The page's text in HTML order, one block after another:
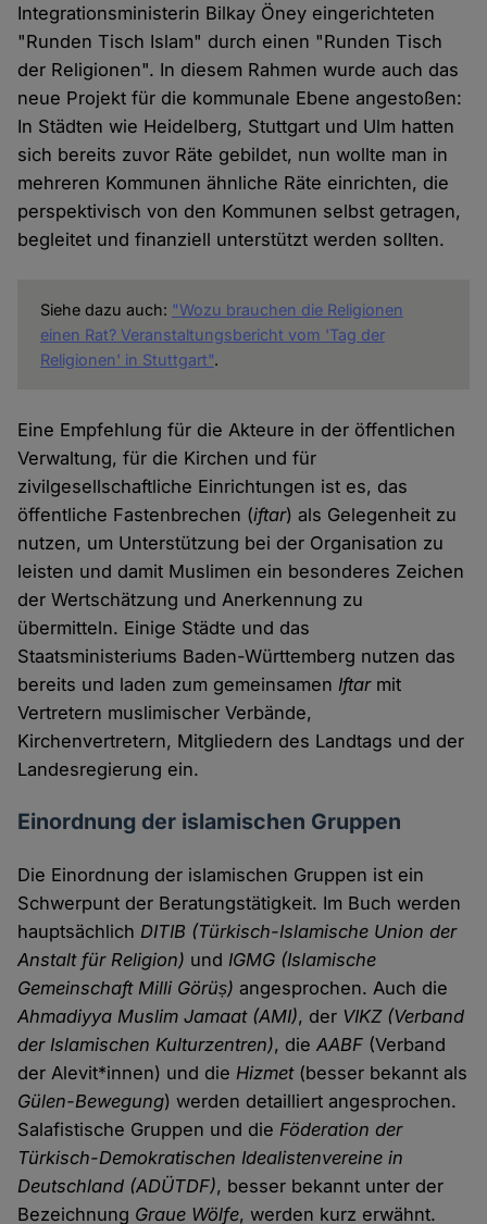
Integrationsministerin Bilkay Öney eingerichteten
"Runden Tisch Islam" durch einen "Runden Tisch
der Religionen". In diesem Rahmen wurde auch das
neue Projekt für die kommunale Ebene angestoßen:
In Städten wie Heidelberg, Stuttgart und Ulm hatten
sich bereits zuvor Räte gebildet, nun wollte man in
mehreren Kommunen ähnliche Räte einrichten, die
perspektivisch von den Kommunen selbst getragen,
begleitet und finanziell unterstützt werden sollten.
Siehe dazu auch: "Wozu brauchen die Religionen
einen Rat? Veranstaltungsbericht vom 'Tag der
Religionen' in Stuttgart".
Eine Empfehlung für die Akteure in der öffentlichen
Verwaltung, für die Kirchen und für
zivilgesellschaftliche Einrichtungen ist es, das
öffentliche Fastenbrechen (iftar) als Gelegenheit zu
nutzen, um Unterstützung bei der Organisation zu
leisten und damit Muslimen ein besonderes Zeichen
der Wertschätzung und Anerkennung zu
übermitteln. Einige Städte und das
Staatsministeriums Baden-Württemberg nutzen das
bereits und laden zum gemeinsamen Iftarmit
Vertretern muslimischer Verbände,
Kirchenvertretern, Mitgliedern des Landtags und der
Landesregierung ein.
Einordnung der islamischen Gruppen
Die Einordnung der islamischen Gruppen ist ein
Schwerpunt der Beratungstätigkeit. Im Buch werden
hauptsächlich DITIB (Türkisch-Islamische Union der
Anstalt für Religion) und IGMG (Islamische
Gemeinschaft Milli Görüș)angesprochen. Auch die
Ahmadiyya Muslim Jamaat (AMI), der VIKZ (Verband
der Islamischen Kulturzentren), dieAABF (Verband
der Alevit*innen) und die Hizmet(besser bekannt als
Gülen-Bewegung) werden detailliert angesprochen.
Salafistische Gruppen und die Föderation der
Türkisch-Demokratischen Idealistenvereine in
Deutschland (ADÜTDF), besser bekannt unter der
Bezeichnung Graue Wölfe, werden kurz erwähnt.